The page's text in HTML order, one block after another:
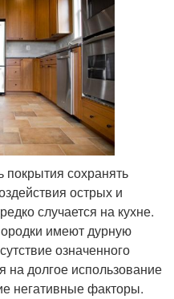
покрытия сохранять
острых и
случается на кухне.
имеют дурную
означенного
на долгое использование
негативные факторы.